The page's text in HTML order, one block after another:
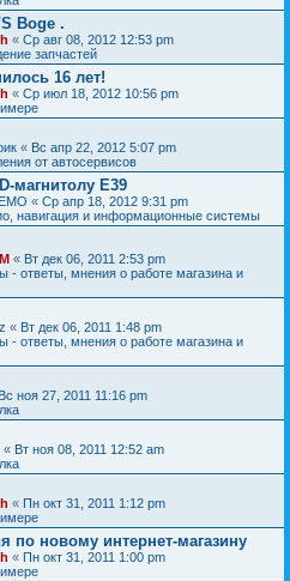
Boge .
« Ср авг 08, 2012 12:53 pm
запчастей
16 лет!
« Ср июл 18, 2012 10:56 pm
« Вс апр 22, 2012 5:07 pm
от автосервисов
магнитолу Е39
« Ср апр 18, 2012 9:31 pm
навигация и информационные системы
« Вт дек 06, 2011 2:53 pm
- ответы, мнения о работе магазина и
« Вт дек 06, 2011 1:48 pm
- ответы, мнения о работе магазина и
Вс ноя 27, 2011 11:16 pm
« Вт ноя 08, 2011 12:52 am
« Пн окт 31, 2011 1:12 pm
по новому интернет-магазину
« Пн окт 31, 2011 1:00 pm